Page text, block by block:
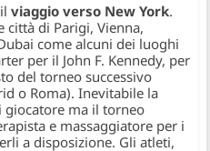
viaggio verso New York.
città di Parigi, Vienna,
come alcuni dei luoghi
per il John F. Kennedy, per
del torneo successivo
o Roma). Inevitabile la
giocatore ma il torneo
e massaggiatore per i
a disposizione. Gli atleti,